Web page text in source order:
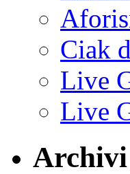
Ciak
Live
Live
Archivi